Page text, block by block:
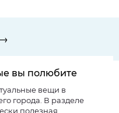
вы полюбите
вещи в
города. В разделе
полезная